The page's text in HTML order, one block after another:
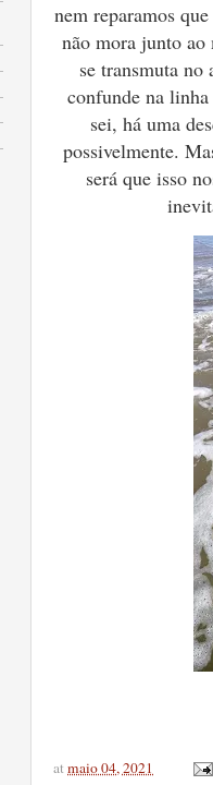
nem reparamos
não mora junto ao
se transmuta no
confunde na
sei, há uma
possivelmente.
será que isso
atmaio 04, 2021